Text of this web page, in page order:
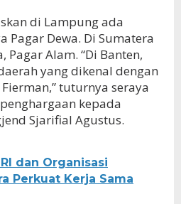
di Lampung ada
Pagar Dewa. Di Sumatera
Pagar Alam. “Di Banten,
yang dikenal dengan
tuturnya seraya
kepada
Sjarifial Agustus.
dan Organisasi
Perkuat Kerja Sama